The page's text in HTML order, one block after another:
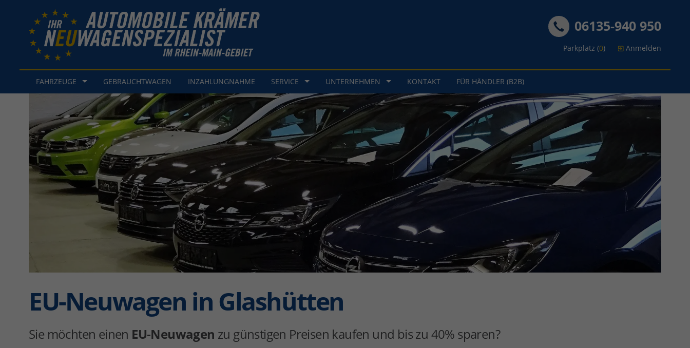
06135-940 950
Parkplatz (0) Anmelden
FAHRZEUGE GEBRAUCHTWAGEN INZAHLUNGNAHME SERVICE UNTERNEHMEN KONTAKT FÜR HÄNDLER (B2B)
EU-Neuwagen in Glashütten
Sie möchten einen EU-Neuwagen zu günstigen Preisen kaufen und bis zu 40% sparen?